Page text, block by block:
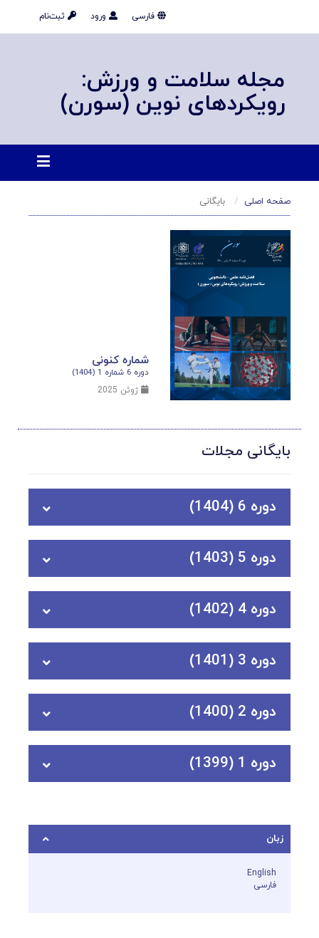
ثبت‌نام ورود فارسی
مجله سلامت و ورزش:
رویکردهای نوین (سورن)
صفحه اصلی بایگانی
شماره کنونی
دوره 6 شماره 1 (1404)
ژوئن 2025
بایگانی مجلات
دوره 6 (1404)
دوره 5 (1403)
دوره 4 (1402)
دوره 3 (1401)
دوره 2 (1400)
دوره 1 (1399)
زبان
English
فارسی